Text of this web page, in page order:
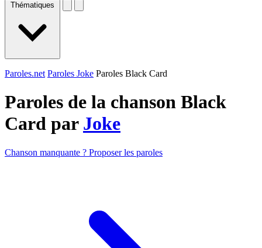
Thématiques
Paroles.net Paroles Joke Paroles Black Card
Paroles de la chanson Black
Card par Joke
Chanson manquante ? Proposer les paroles